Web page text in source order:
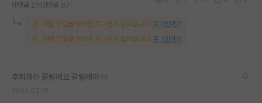
대댓글 2개 대댓글 쓰기
해당 댓글을 보려면 로그인이 필요합니다. 로그인하기
해당 댓글을 보려면 로그인이 필요합니다. 로그인하기
후회하는 갈릴레오 갈릴레이